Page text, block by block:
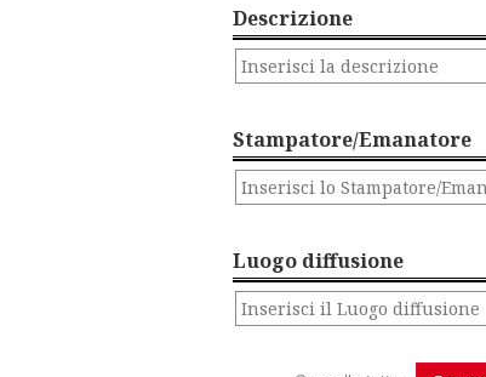
Descrizione
Stampatore/Emanatore
Luogo diffusione